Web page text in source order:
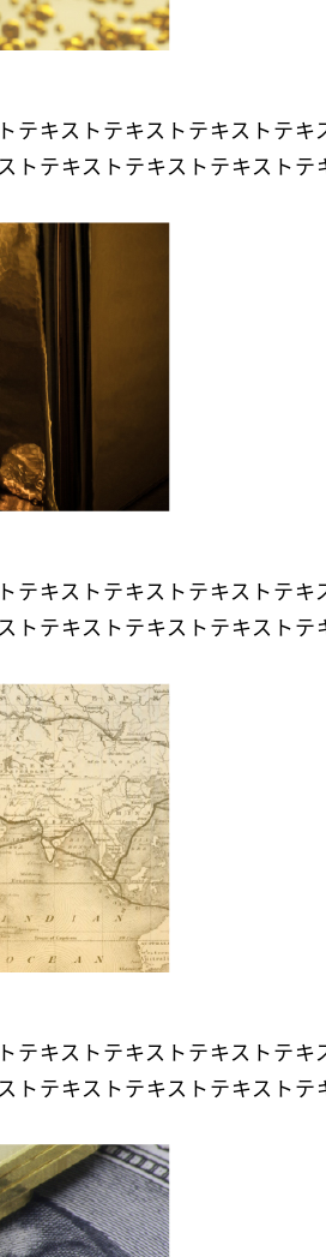
キストテキストテキストテ
テキストテキストテキスト
キストテキストテキストテ
テキストテキストテキスト
キストテキストテキストテ
テキストテキストテキスト